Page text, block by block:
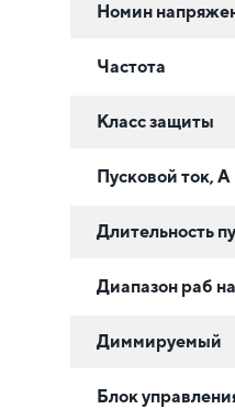
Номин
Частота
Класс защиты
Пусковой ток, А
Длительность
Диапазон раб
Диммируемый
Блок